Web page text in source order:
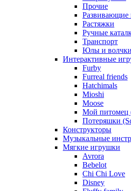
Прочие
Развивающие
Растяжки
Ручные
Транспорт
Юлы и волчки
Интерактивные
Furby
Furreal friends
Hatchimals
Mioshi
Moose
Мой питомец
Потеряшки
Конструкторы
Музыкальные
Мягкие игрушки
Avrora
Bebelot
Chi Chi Love
Disney